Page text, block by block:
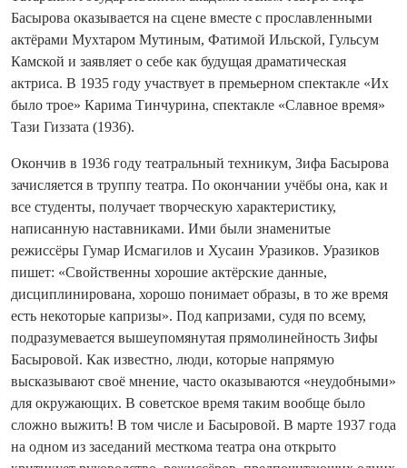
Басырова оказывается на сцене вместе с прославленными
актёрами Мухтаром Мутиным, Фатимой Ильской, Гульсум
Камской и заявляет о себе как будущая драматическая
актриса. В 1935 году участвует в премьерном спектакле «Их
было трое» Карима Тинчурина, спектакле «Славное время»
Тази Гиззата (1936).
Окончив в 1936 году театральный техникум, Зифа Басырова
зачисляется в труппу театра. По окончании учёбы она, как и
все студенты, получает творческую характеристику,
написанную наставниками. Ими были знаменитые
режиссёры Гумар Исмагилов и Хусаин Уразиков. Уразиков
пишет: «Свойственны хорошие актёрские данные,
дисциплинирована, хорошо понимает образы, в то же время
есть некоторые капризы». Под капризами, судя по всему,
подразумевается вышеупомянутая прямолинейность Зифы
Басыровой. Как известно, люди, которые напрямую
высказывают своё мнение, часто оказываются «неудобными»
для окружающих. В советское время таким вообще было
сложно выжить! В том числе и Басыровой. В марте 1937 года
на одном из заседаний месткома театра она открыто